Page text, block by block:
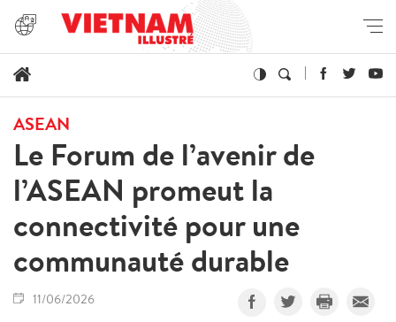
ASEAN
Le Forum de l’avenir de
l’ASEAN promeut la
connectivité pour une
communauté durable
11/06/2026